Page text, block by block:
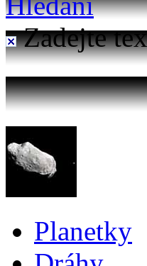
Zadejte
Planetky